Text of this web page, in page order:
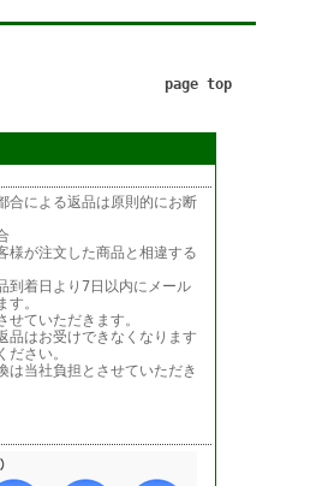
page top
合による返品は原則的にお断
様が注文した商品と相違する
到着日より7日以内にメール
。
ていただきます。
品はお受けできなくなります
さい。
は当社負担とさせていただき